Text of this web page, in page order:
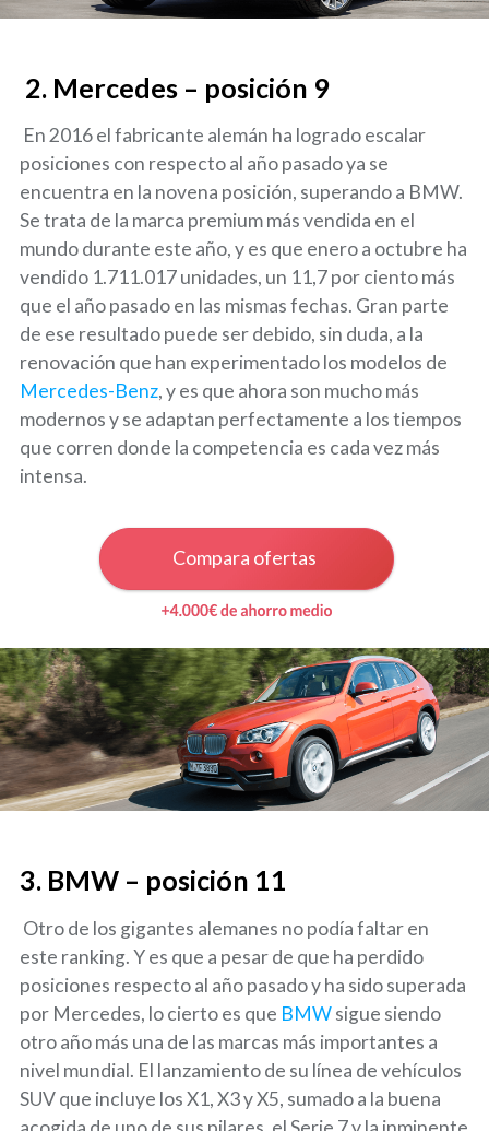
2. Mercedes – posición 9
En 2016 el fabricante alemán ha logrado escalar
posiciones con respecto al año pasado ya se
encuentra en la novena posición, superando a BMW.
Se trata de la marca premium más vendida en el
mundo durante este año, y es que enero a octubre ha
vendido 1.711.017 unidades, un 11,7 por ciento más
que el año pasado en las mismas fechas. Gran parte
de ese resultado puede ser debido, sin duda, a la
renovación que han experimentado los modelos de
Mercedes-Benz, y es que ahora son mucho más
modernos y se adaptan perfectamente a los tiempos
que corren donde la competencia es cada vez más
intensa.
Compara ofertas
3. BMW – posición 11
Otro de los gigantes alemanes no podía faltar en
este ranking. Y es que a pesar de que ha perdido
posiciones respecto al año pasado y ha sido superada
por Mercedes, lo cierto es que BMWsigue siendo
otro año más una de las marcas más importantes a
nivel mundial. El lanzamiento de su línea de vehículos
SUV que incluye los X1, X3 y X5, sumado a la buena